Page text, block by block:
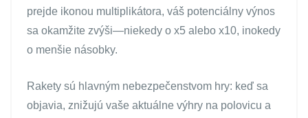
prejde ikonou multiplikátora, váš potenciálny výnos
sa okamžite zvýši—niekedy o x5 alebo x10, inokedy
o menšie násobky.
Rakety sú hlavným nebezpečenstvom hry: keď sa
objavia, znižujú vaše aktuálne výhry na polovicu a